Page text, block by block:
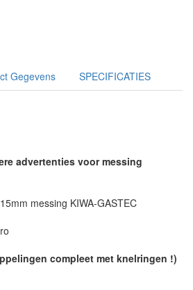
Gegevens SPECIFICATIES
advertenties voor messing
messing KIWA-GASTEC
compleet met knelringen !)